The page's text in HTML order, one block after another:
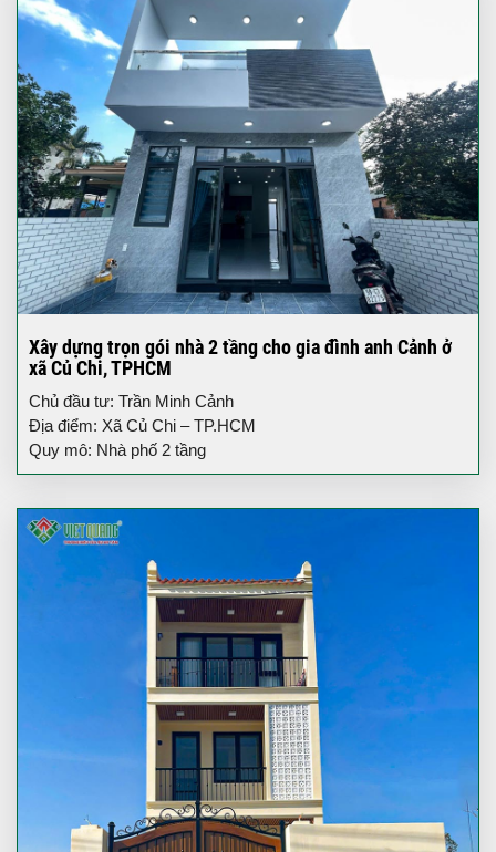
Xây dựng trọn gói nhà 2 tầng cho gia đình anh Cảnh ở
xã Củ Chi, TPHCM
Chủ đầu tư: Trần Minh Cảnh
Địa điểm: Xã Củ Chi – TP.HCM
Quy mô: Nhà phố 2 tầng